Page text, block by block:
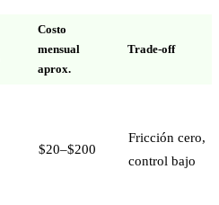
Costo
mensual
aprox.
Trade-off
$20–$200
Fricción cero,
control bajo